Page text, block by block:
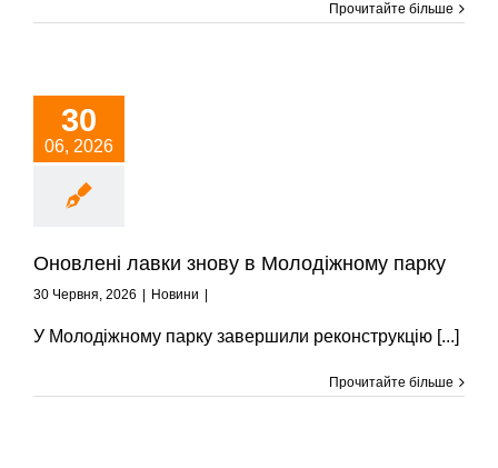
Прочитайте більше
30
06, 2026
Оновлені лавки знову в Молодіжному парку
30 Червня, 2026 Новини
У Молодіжному парку завершили реконструкцію [...]
Прочитайте більше